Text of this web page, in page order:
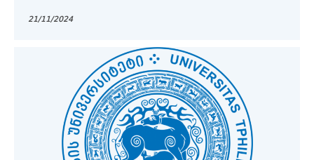
21/11/2024